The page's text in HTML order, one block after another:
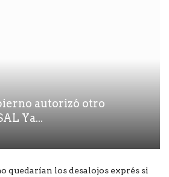
autorizó otro
Ya...
quedarían los desalojos exprés si